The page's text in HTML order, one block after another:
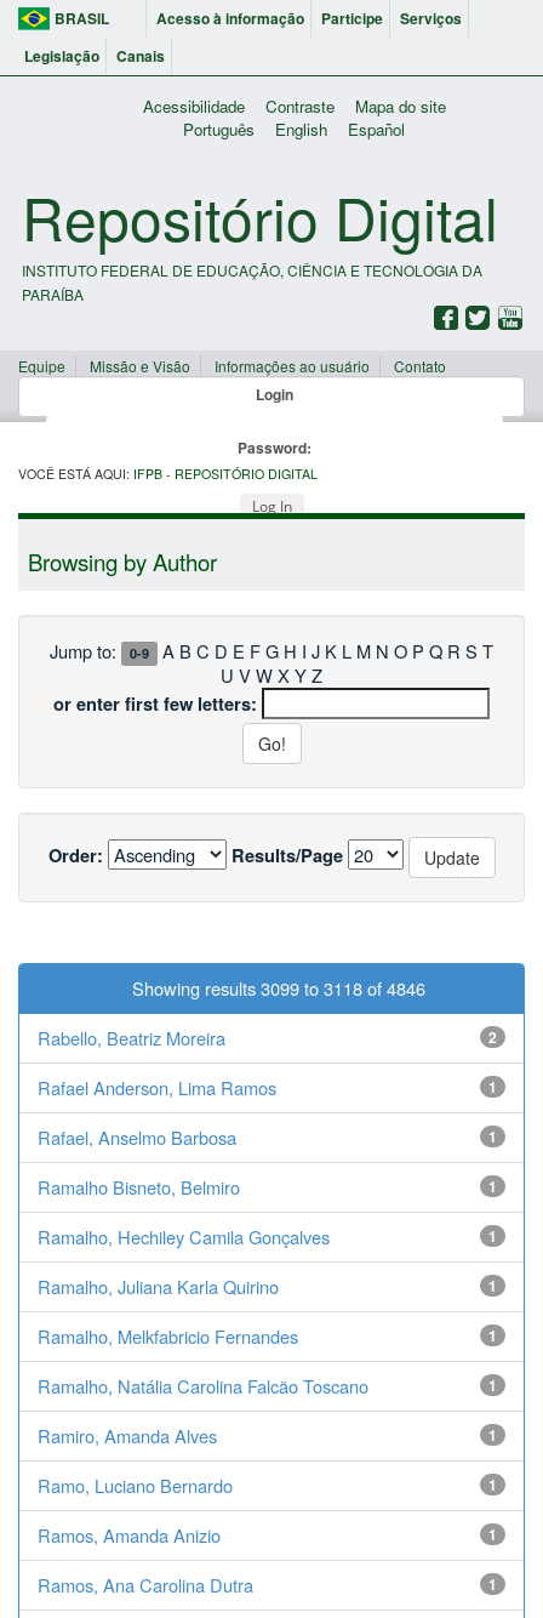
BRASIL Acesso à informação Participe
Serviços
Legislação
Canais
Acessibilidade Contraste
Mapa do site
Português
English Español
Repositório Digital
INSTITUTO FEDERAL DE EDUCAÇÃO, CIÊNCIA E TECNOLOGIA DA
PARAÍBA
Equipe Missão e Visão Informações ao usuário Contato
Login
Password:
Log In
VOCÊ ESTÁ AQUI: IFPB - REPOSITÓRIO DIGITAL
Browsing by Author
Jump to: 0-9 A B C D E F G H I J K L M N O P Q R S T
U VWX YZ
or enter first few letters:
Order: Results/Page
Showing results 3099 to 3118 of 4846
Rabello, Beatriz Moreira
2
Rafael Anderson, Lima Ramos 1
Rafael, Anselmo Barbosa 1
Ramalho Bisneto, Belmiro 1
Ramalho, Hechiley Camila Gonçalves 1
Ramalho, Juliana Karla Quirino 1
Ramalho, Melkfabricio Fernandes 1
Ramalho, Natália Carolina Falcão Toscano 1
Ramiro, Amanda Alves 1
Ramo, Luciano Bernardo 1
Ramos, Amanda Anizio 1
Ramos, Ana Carolina Dutra 1